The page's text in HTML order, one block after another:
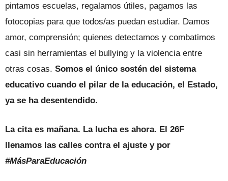
pintamos escuelas, regalamos útiles, pagamos las
fotocopias para que todos/as puedan estudiar. Damos
amor, comprensión; quienes detectamos y combatimos
casi sin herramientas el bullying y la violencia entre
otras cosas. Somos el único sostén del sistema
educativo cuando el pilar de la educación, el Estado,
ya se ha desentendido.
La cita es mañana. La lucha es ahora. El 26F
llenamos las calles contra el ajuste y por
#MásParaEducación